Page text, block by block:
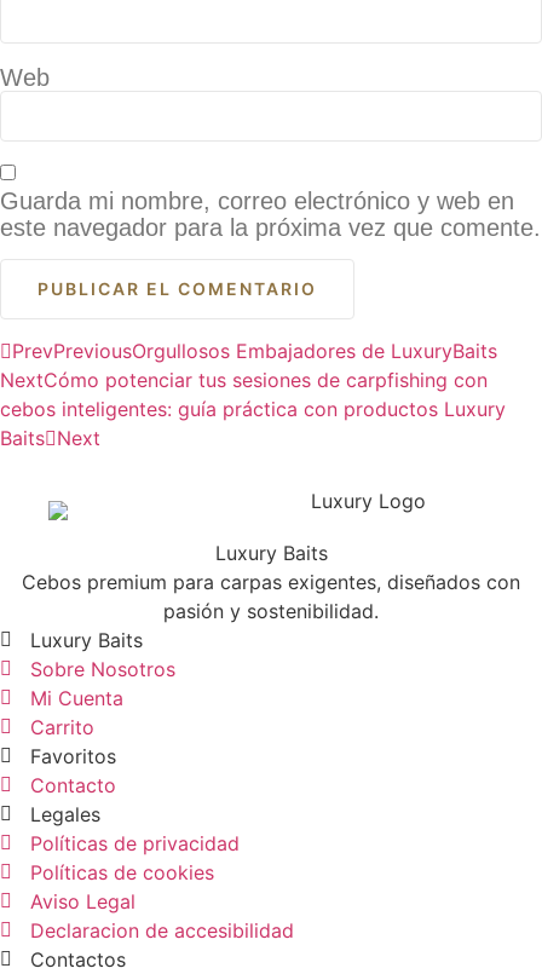
Web
Guarda mi nombre, correo electrónico y web en
este navegador para la próxima vez que comente.
PrevPreviousOrgullosos Embajadores de LuxuryBaits
NextCómo potenciar tus sesiones de carpfishing con
cebos inteligentes: guía práctica con productos Luxury
Baits Next
Luxury Baits
Cebos premium para carpas exigentes, diseñados con
pasión y sostenibilidad.
Luxury Baits
Sobre Nosotros
Mi Cuenta
Carrito
Favoritos
Contacto
Legales
Políticas de privacidad
Políticas de cookies
Aviso Legal
Declaracion de accesibilidad
Contactos